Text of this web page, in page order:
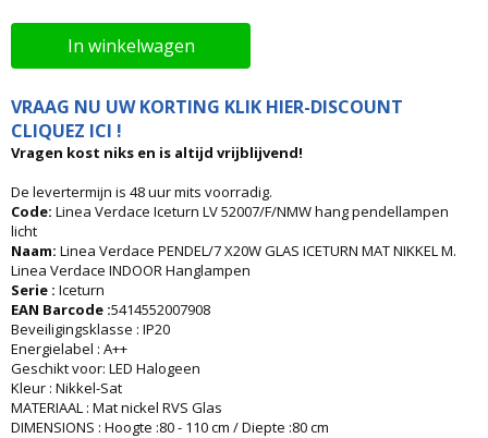
In winkelwagen
VRAAG NU UW KORTING KLIK HIER-DISCOUNT
CLIQUEZ ICI !
Vragen kost niks en is altijd vrijblijvend!
De levertermijn is 48 uur mits voorradig.
Code: Linea Verdace Iceturn LV 52007/F/NMW hang pendellampen
licht
Naam: Linea Verdace PENDEL/7 X20W GLAS ICETURN MAT NIKKEL M.
Linea Verdace INDOOR Hanglampen
Serie : Iceturn
EAN Barcode :5414552007908
Beveiligingsklasse : IP20
Energielabel : A++
Geschikt voor: LED Halogeen
Kleur : Nikkel-Sat
MATERIAAL : Mat nickel RVS Glas
DIMENSIONS : Hoogte :80 - 110 cm / Diepte :80 cm